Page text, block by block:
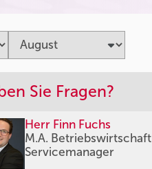
Sie Fragen?
Herr Finn Fuchs
M.A. Betriebswirtschaft
Servicemanager